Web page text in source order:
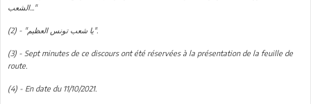
الشعب..."
(2) - "يا شعب تونس العظيم".
(3) - Sept minutes de ce discours ont été réservées à la présentation de la feuille de
route.
(4) - En date du 11/10/2021.